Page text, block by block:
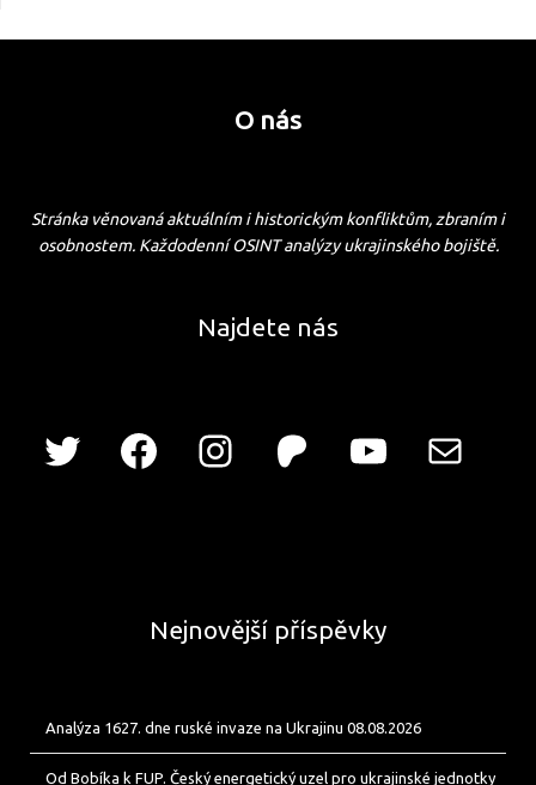
O nás
Stránka věnovaná aktuálním i historickým konfliktům, zbraním i
osobnostem. Každodenní OSINT analýzy ukrajinského bojiště.
Najdete nás
Nejnovější příspěvky
Analýza 1627. dne ruské invaze na Ukrajinu 08.08.2026
Od Bobíka k FUP. Český energetický uzel pro ukrajinské jednotky